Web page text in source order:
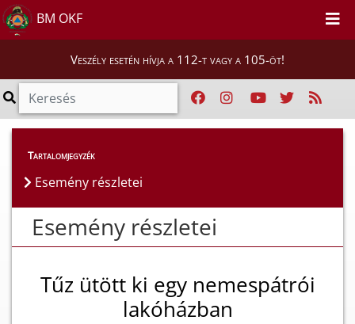
BM OKF
Veszély esetén hívja a 112-t vagy a 105-öt!
Esemény részletei
Tartalomjegyzék
Esemény részletei
Esemény részletei
Tűz ütött ki egy nemespátrói
lakóházban